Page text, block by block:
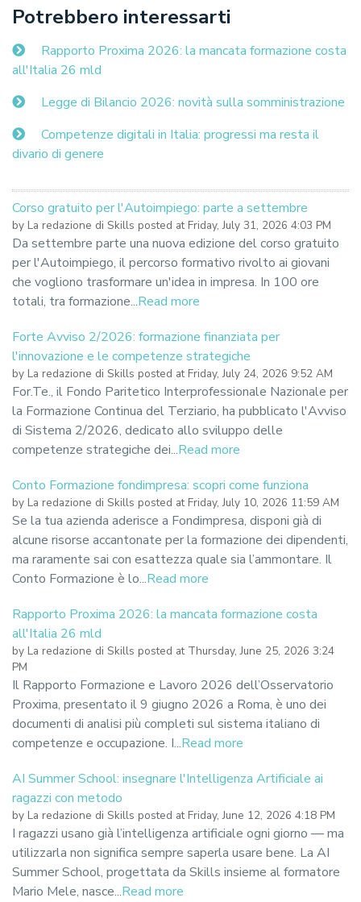
Potrebbero interessarti
Rapporto Proxima 2026: la mancata formazione costa
all'Italia 26 mld
Legge di Bilancio 2026: novità sulla somministrazione
Competenze digitali in Italia: progressi ma resta il
divario di genere
Corso gratuito per l'Autoimpiego: parte a settembre
by La redazione di Skills posted at Friday, July 31, 2026 4:03 PM
Da settembre parte una nuova edizione del corso gratuito
per l'Autoimpiego, il percorso formativo rivolto ai giovani
che vogliono trasformare un'idea in impresa. In 100 ore
totali, tra formazione...Read more
Forte Avviso 2/2026: formazione finanziata per
l'innovazione e le competenze strategiche
by La redazione di Skills posted at Friday, July 24, 2026 9:52 AM
For.Te., il Fondo Paritetico Interprofessionale Nazionale per
la Formazione Continua del Terziario, ha pubblicato l'Avviso
di Sistema 2/2026, dedicato allo sviluppo delle
competenze strategiche dei...Read more
Conto Formazione fondimpresa: scopri come funziona
by La redazione di Skills posted at Friday, July 10, 2026 11:59 AM
Se la tua azienda aderisce a Fondimpresa, disponi già di
alcune risorse accantonate per la formazione dei dipendenti,
ma raramente sai con esattezza quale sia l’ammontare. Il
Conto Formazione è lo...Read more
Rapporto Proxima 2026: la mancata formazione costa
all'Italia 26 mld
by La redazione di Skills posted at Thursday, June 25, 2026 3:24
PM
Il Rapporto Formazione e Lavoro 2026 dell’Osservatorio
Proxima, presentato il 9 giugno 2026 a Roma, è uno dei
documenti di analisi più completi sul sistema italiano di
competenze e occupazione. I...Read more
AI Summer School: insegnare l'Intelligenza Artificiale ai
ragazzi con metodo
by La redazione di Skills posted at Friday, June 12, 2026 4:18 PM
I ragazzi usano già l’intelligenza artificiale ogni giorno — ma
utilizzarla non significa sempre saperla usare bene. La AI
Summer School, progettata da Skills insieme al formatore
Mario Mele, nasce...Read more